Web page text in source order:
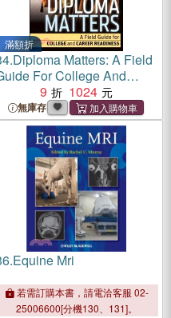
滿額折
Diploma Matters: A Field
For College And
Career Readiness
9 1024
無庫存
Equine Mri
若需訂購本書，請電洽客服 02-
25006600[分機130、131]。